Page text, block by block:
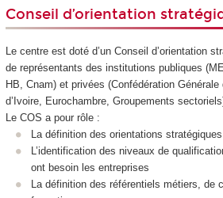
Conseil d’orientation
Le centre est doté d’un Conseil d’orientation
de représentants des institutions publiques
HB, Cnam) et privées (Confédération
d’Ivoire, Eurochambre, Groupements
Le COS a pour rôle :
La définition des orientations
L’identification des niveaux de
ont besoin les entreprises
La définition des référentiels métiers, de